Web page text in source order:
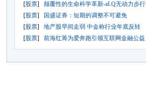
[股票]
颠覆性的生命科学革新-aLQ无动力步行
[股票]
国盛证券：短期的调整不可避免
[股票]
地产股早间走弱 中金称行业年底反转
[股票] 前海红筹为爱奔跑引领互联网金融公益